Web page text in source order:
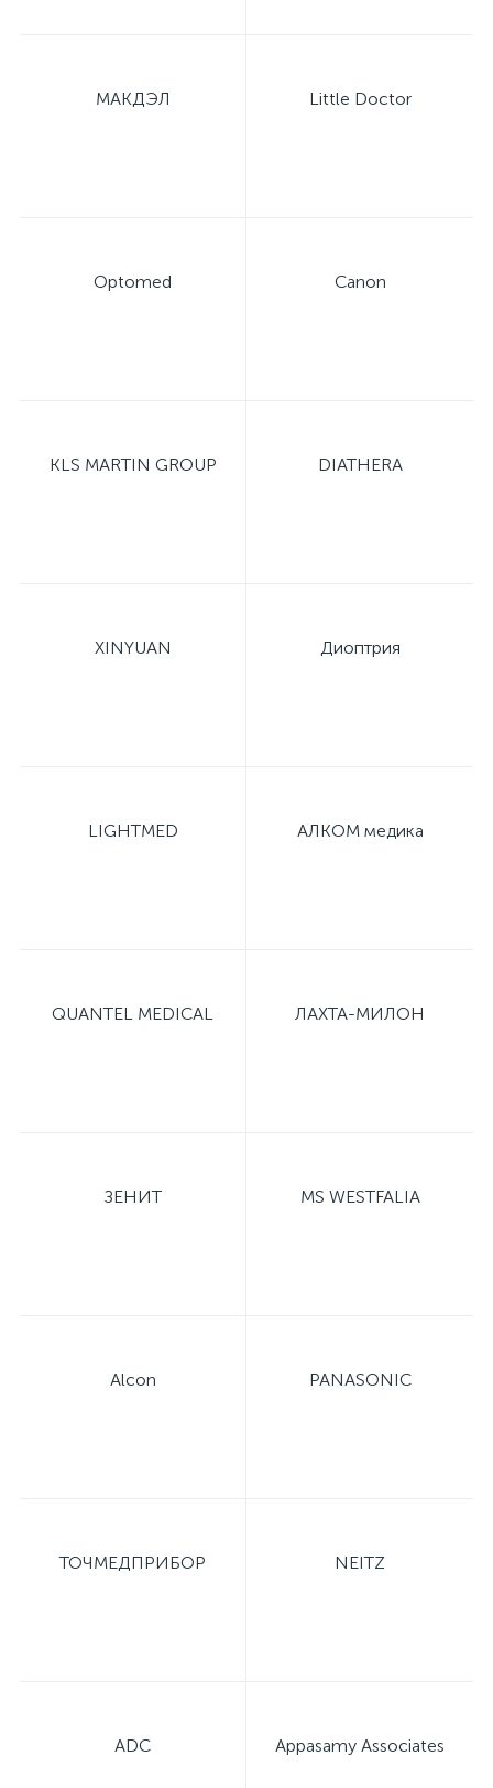
МАКДЭЛ Little Doctor
Optomed Canon
KLS MARTIN GROUP DIATHERA
XINYUAN Диоптрия
LIGHTMED АЛКОМ медика
QUANTEL MEDICAL ЛАХТА-МИЛОН
ЗЕНИТ MS WESTFALIA
Alcon PANASONIC
ТОЧМЕДПРИБОР NEITZ
ADC Appasamy Associates